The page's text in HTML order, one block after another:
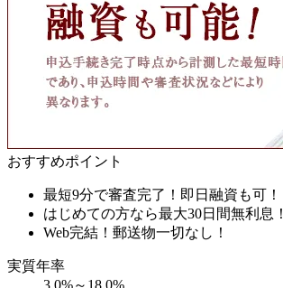
おすすめポイント
最短9分で審査完了！即日融資も可！
はじめての方なら最大30日間無利息！
Web完結！郵送物一切なし！
実質年率
3.0%～18.0%